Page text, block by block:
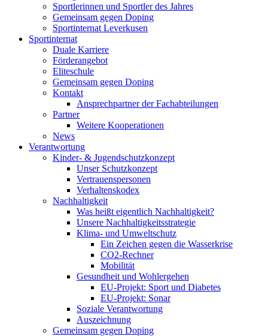
Sportlerinnen und Sportler des Jahres
Gemeinsam gegen Doping
Sportinternat Leverkusen
Sportinternat
Duale Karriere
Förderangebot
Eliteschule
Gemeinsam gegen Doping
Kontakt
Ansprechpartner der Fachabteilungen
Partner
Weitere Kooperationen
News
Verantwortung
Kinder- & Jugendschutzkonzept
Unser Schutzkonzept
Vertrauenspersonen
Verhaltenskodex
Nachhaltigkeit
Was heißt eigentlich Nachhaltigkeit?
Unsere Nachhaltigkeitsstrategie
Klima- und Umweltschutz
Ein Zeichen gegen die Wasserkrise
CO2-Rechner
Mobilität
Gesundheit und Wohlergehen
EU-Projekt: Sport und Diabetes
EU-Projekt: Sonar
Soziale Verantwortung
Auszeichnung
Gemeinsam gegen Doping